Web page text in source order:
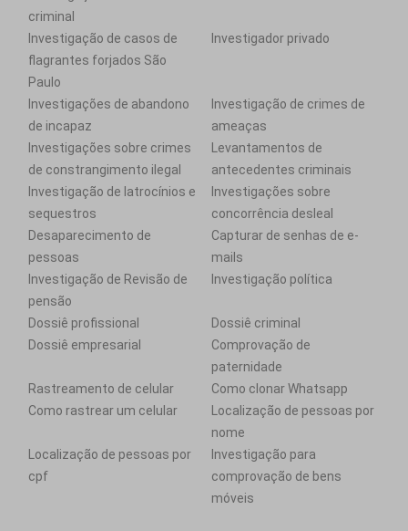
criminal
Investigação de casos de
flagrantes forjados São
Paulo
Investigador privado
Investigações de abandono
de incapaz
Investigação de crimes de
ameaças
Investigações sobre crimes
de constrangimento ilegal
Levantamentos de
antecedentes criminais
Investigação de latrocínios e
sequestros
Investigações sobre
concorrência desleal
Desaparecimento de
pessoas
Capturar de senhas de e-
mails
Investigação de Revisão de
pensão
Investigação política
Dossiê profissional
Dossiê criminal
Dossiê empresarial
Comprovação de
paternidade
Rastreamento de celular
Como clonar Whatsapp
Como rastrear um celular
Localização de pessoas por
nome
Localização de pessoas por
cpf
Investigação para
comprovação de bens
móveis